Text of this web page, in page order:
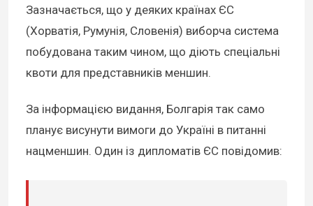
Зазначається, що у деяких країнах ЄС
(Хорватія, Румунія, Словенія) виборча система
побудована таким чином, що діють спеціальні
квоти для представників меншин.
За інформацією видання, Болгарія так само
планує висунути вимоги до Україні в питанні
нацменшин. Один із дипломатів ЄС повідомив: